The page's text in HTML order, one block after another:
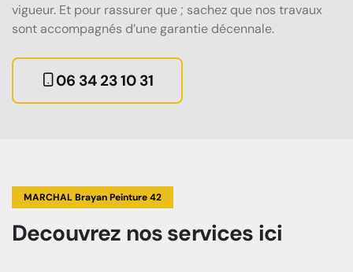
vigueur. Et pour rassurer que ; sachez que nos travaux
sont accompagnés d’une garantie décennale.
06 34 23 10 31
MARCHAL Brayan Peinture 42
Decouvrez nos services ici